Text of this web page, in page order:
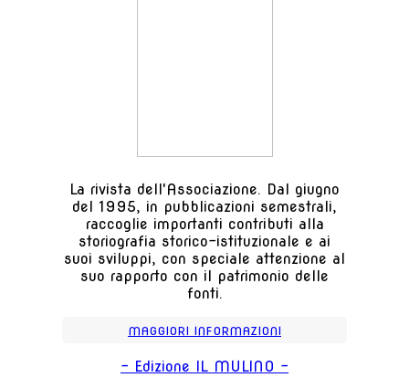
La rivista dell'Associazione. Dal giugno
del 1995, in pubblicazioni semestrali,
raccoglie importanti contributi alla
storiografia storico-istituzionale e ai
suoi sviluppi, con speciale attenzione al
suo rapporto con il patrimonio delle
fonti.
MAGGIORI INFORMAZIONI
- Edizione IL MULINO -